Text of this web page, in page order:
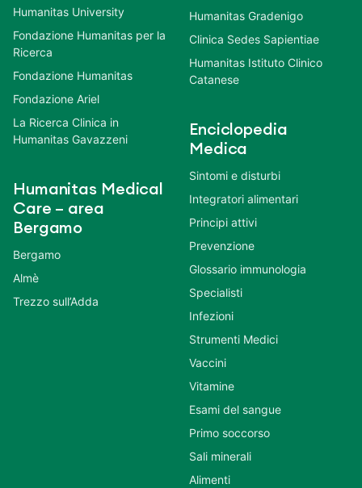
Humanitas University
Fondazione Humanitas per la
Ricerca
Fondazione Humanitas
Fondazione Ariel
La Ricerca Clinica in
Humanitas Gavazzeni
Humanitas Medical
Care – area
Bergamo
Bergamo
Almè
Trezzo sull’Adda
Humanitas Gradenigo
Clinica Sedes Sapientiae
Humanitas Istituto Clinico
Catanese
Enciclopedia
Medica
Sintomi e disturbi
Integratori alimentari
Principi attivi
Prevenzione
Glossario immunologia
Specialisti
Infezioni
Strumenti Medici
Vaccini
Vitamine
Esami del sangue
Primo soccorso
Sali minerali
Alimenti